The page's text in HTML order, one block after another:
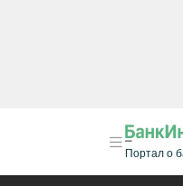
Портал о